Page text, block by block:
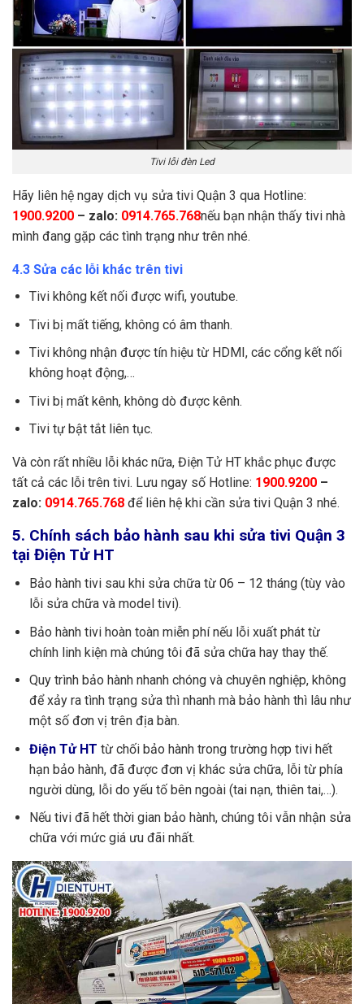
Tivi lỗi đèn Led
Hãy liên hệ ngay dịch vụ sửa tivi Quận 3 qua Hotline:
1900.9200 – zalo: 0914.765.768nếu bạn nhận thấy tivi nhà
mình đang gặp các tình trạng như trên nhé.
4.3 Sửa các lỗi khác trên tivi
Tivi không kết nối được wifi, youtube.
Tivi bị mất tiếng, không có âm thanh.
Tivi không nhận được tín hiệu từ HDMI, các cổng kết nối
không hoạt động,…
Tivi bị mất kênh, không dò được kênh.
Tivi tự bật tắt liên tục.
Và còn rất nhiều lỗi khác nữa, Điện Tử HT khắc phục được
tất cả các lỗi trên tivi. Lưu ngay số Hotline: 1900.9200 –
zalo: 0914.765.768 để liên hệ khi cần sửa tivi Quận 3 nhé.
5. Chính sách bảo hành sau khi sửa tivi Quận 3
tại Điện Tử HT
Bảo hành tivi sau khi sửa chữa từ 06 – 12 tháng (tùy vào
lỗi sửa chữa và model tivi).
Bảo hành tivi hoàn toàn miễn phí nếu lỗi xuất phát từ
chính linh kiện mà chúng tôi đã sửa chữa hay thay thế.
Quy trình bảo hành nhanh chóng và chuyên nghiệp, không
để xảy ra tình trạng sửa thì nhanh mà bảo hành thì lâu như
một số đơn vị trên địa bàn.
Điện Tử HT từ chối bảo hành trong trường hợp tivi hết
hạn bảo hành, đã được đơn vị khác sửa chữa, lỗi từ phía
người dùng, lỗi do yếu tố bên ngoài (tai nạn, thiên tai,…).
Nếu tivi đã hết thời gian bảo hành, chúng tôi vẫn nhận sửa
chữa với mức giá ưu đãi nhất.